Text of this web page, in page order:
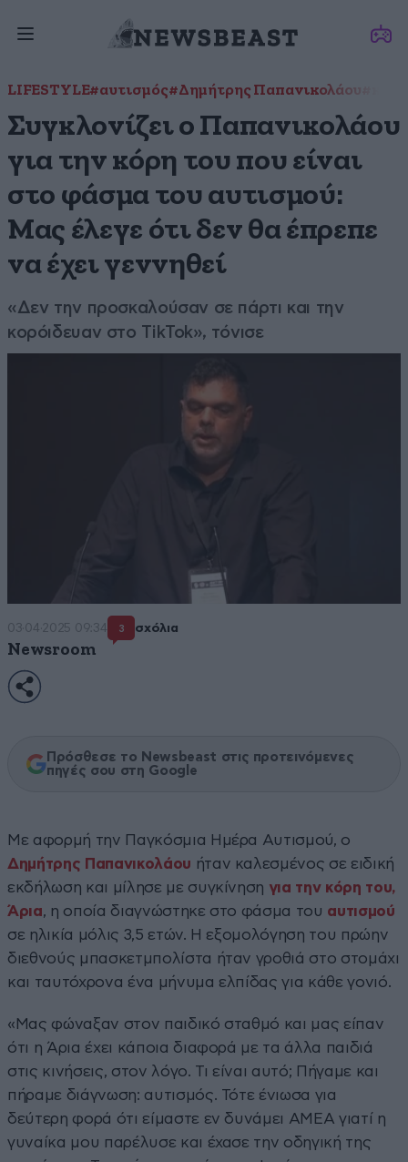
LIFESTYLE#αυτισμός#Δημήτρης Παπανικολάου
Συγκλονίζει ο Παπανικολάου
για την κόρη του που είναι
στο φάσμα του αυτισμού:
Μας έλεγε ότι δεν θα έπρεπε
να έχει γεννηθεί
«Δεν την προσκαλούσαν σε πάρτι και την
κορόιδευαν στο TikTok», τόνισε
03·04·2025 09:34 3 σχόλια
Newsroom
Πρόσθεσε το Newsbeast στις προτεινόμενες
πηγές σου στη Google
Με αφορμή την Παγκόσμια Ημέρα Αυτισμού, ο
Δημήτρης Παπανικολάου ήταν καλεσμένος σε ειδική
εκδήλωση και μίλησε με συγκίνηση για την κόρη του,
Άρια, η οποία διαγνώστηκε στο φάσμα του αυτισμού
σε ηλικία μόλις 3,5 ετών. Η εξομολόγηση του πρώην
διεθνούς μπασκετμπολίστα ήταν γροθιά στο στομάχι
και ταυτόχρονα ένα μήνυμα ελπίδας για κάθε γονιό.
«Μας φώναξαν στον παιδικό σταθμό και μας είπαν
ότι η Άρια έχει κάποια διαφορά με τα άλλα παιδιά
στις κινήσεις, στον λόγο. Τι είναι αυτό; Πήγαμε και
πήραμε διάγνωση: αυτισμός. Τότε ένιωσα για
δεύτερη φορά ότι είμαστε εν δυνάμει ΑΜΕΑ γιατί η
γυναίκα μου παρέλυσε και έχασε την οδηγική της